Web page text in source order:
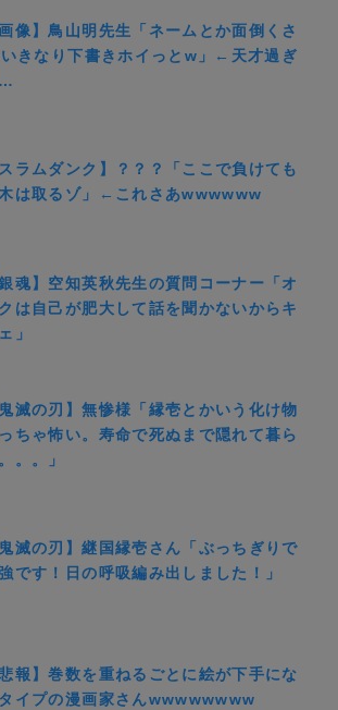
画像】鳥山明先生「ネームとか面倒くさ
きなり下書きホイっとw」←天才過ぎ
スラムダンク】？？？「ここで負けても
は取るゾ」←これさあwwwwww
銀魂】空知英秋先生の質問コーナー「オ
は自己が肥大して話を聞かないからキ
」
鬼滅の刃】無惨様「縁壱とかいう化け物
ちゃ怖い。寿命で死ぬまで隠れて暮ら
。。」
鬼滅の刃】継国縁壱さん「ぶっちぎりで
です！日の呼吸編み出しました！」
悲報】巻数を重ねるごとに絵が下手にな
イプの漫画家さんwwwwwwww